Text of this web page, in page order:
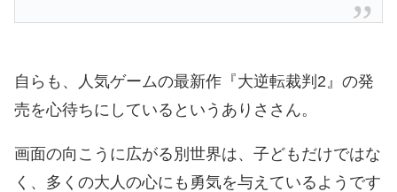
自らも、人気ゲームの最新作『大逆転裁判2』の発
売を心待ちにしているというありささん。
画面の向こうに広がる別世界は、子どもだけではな
く、多くの大人の心にも勇気を与えているようです